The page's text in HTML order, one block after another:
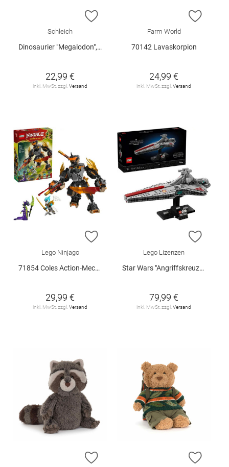
ZUR WUNSCHLISTE HINZUFÜGEN
Schleich
Dinosaurier "Megalodon", Schleich
22,99 €
inkl. MwSt. zzgl. Versand
ZUR
Farm World
70142 Lavaskorpion
24,99 €
inkl. MwSt. zzgl. Versand
ZUR WUNSCHLISTE HINZUFÜGEN
Lego Ninjago
71854 Coles Action-Mech und Drache.. V29
29,99 €
inkl. MwSt. zzgl. Versand
ZUR
Lego Lizenzen
Star Wars "Angriffskreuzer der Venator-Klasse", 75441
79,99 €
inkl. MwSt. zzgl. Versand
ZUR WUNSCHLISTE HINZUFÜGEN
ZUR